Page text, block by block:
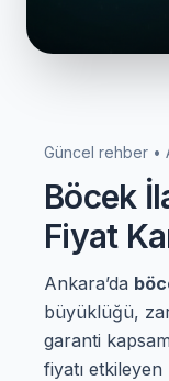
Güncel rehber •
Böcek
Fiyat
Ankara’da
büyüklüğü,
garanti
fiyatı